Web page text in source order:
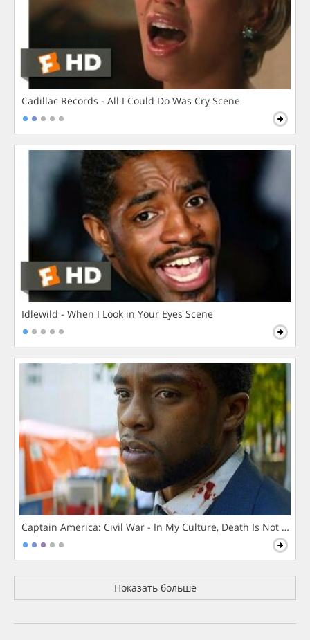
Cadillac Records - All I Could Do Was Cry Scene
Idlewild - When I Look in Your Eyes Scene
Captain America: Civil War - In My Culture, Death Is Not The
Показать больше